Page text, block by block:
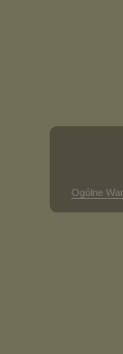
Ogólne